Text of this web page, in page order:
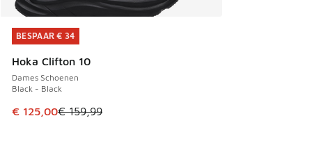
BESPAAR € 34
Hoka Clifton 10
Dames Schoenen
Black - Black
Dit artikel is in de uitverkoop. Dit artikel is in de
€ 125,00€ 159,99
BESPAAR € 34